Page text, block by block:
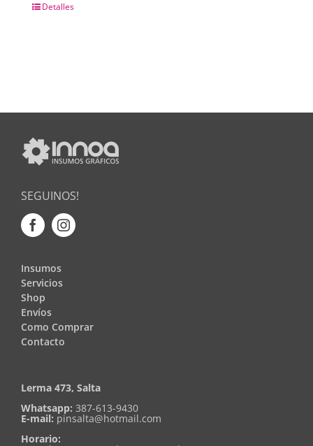
Detalles
SEGUINOS!
Insumos
Servicios
Shop
Envíos
Como Comprar
Contacto
Lerma 473, Salta
Whatsapp: 387-613-9430
E-mail: pinsalta@hotmail.com
Horario: